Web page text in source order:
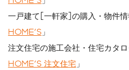
一戸建て[一軒家]の購入・物件
HOME'S 」
注文住宅の施工会社・住宅カタ
HOME'S 注文住宅 」